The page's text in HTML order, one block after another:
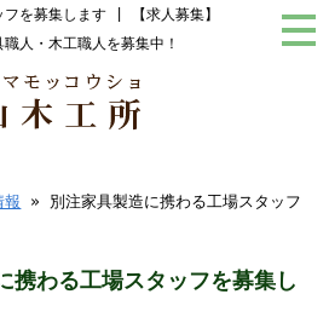
フを募集します | 【求人募集】
人・木工職人を募集中！
報 » 別注家具製造に携わる工場スタッフ
携わる工場スタッフを募集し